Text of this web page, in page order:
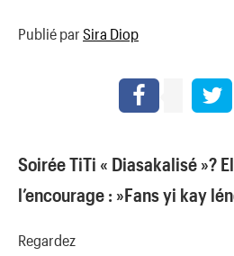
Publié par Sira Diop
Soirée TiTi « Diasakalisé »?
l’encourage : »Fans yi kay
Regardez